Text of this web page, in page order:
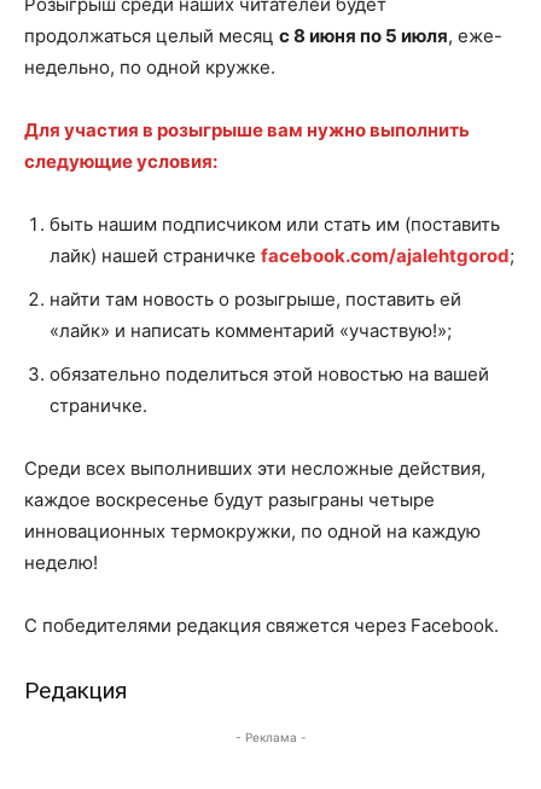
продолжаться целый месяц с 8 июня по 5 июля, еже-
недельно, по одной кружке.
Для участия в розыгрыше вам нужно выполнить
следующие условия:
быть нашим подписчиком или стать им (поставить
лайк) нашей страничке facebook.com/ajalehtgorod;
найти там новость о розыгрыше, поставить ей
«лайк» и написать комментарий «участвую!»;
обязательно поделиться этой новостью на вашей
страничке.
Среди всех выполнивших эти несложные действия,
каждое воскресенье будут разыграны четыре
инновационных термокружки, по одной на каждую
неделю!
С победителями редакция свяжется через Facebook.
Редакция
- Реклама -